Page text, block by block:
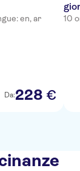
en, ar
Da:228 €
10